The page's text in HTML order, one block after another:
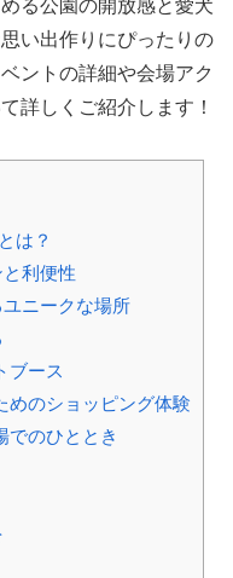
る公園の開放感と愛犬
い出作りにぴったりの
ントの詳細や会場アク
詳しくご紹介します！
は？
利便性
ニークな場所
ブース
めのショッピング体験
でのひととき